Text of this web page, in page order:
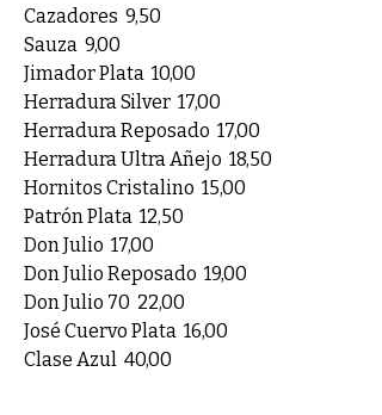
Cazadores 9,50
Sauza 9,00
Jimador Plata 10,00
Herradura Silver 17,00
Herradura Reposado 17,00
Herradura Ultra Añejo 18,50
Hornitos Cristalino 15,00
Patrón Plata 12,50
Don Julio 17,00
Don Julio Reposado 19,00
Don Julio 70 22,00
José Cuervo Plata 16,00
Clase Azul 40,00